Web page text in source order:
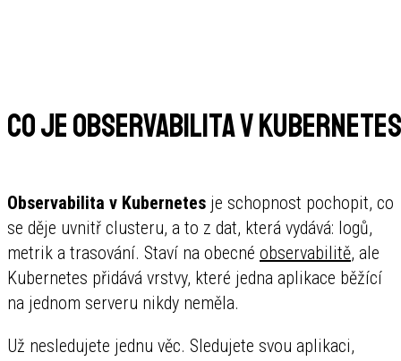
Co je observabilita v
Observabilita v Kubernetes je schopnost pochopit, co
se děje uvnitř clusteru, a to z dat, která vydává: logů,
metrik a trasování. Staví na obecné observabilitě, ale
Kubernetes přidává vrstvy, které jedna aplikace běžící
na jednom serveru nikdy neměla.
Už nesledujete jednu věc. Sledujete svou aplikaci,